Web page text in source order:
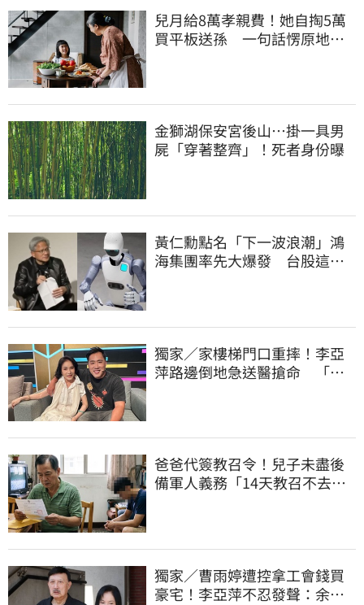
兒月給8萬孝親費！她自掏5萬
買平板送孫 一句話愣原地
金獅湖保安宮後山…掛一具男
屍「穿著整齊」！死者身份曝
黃仁勳點名「下一波浪潮」鴻
海集團率先大爆發 台股這族
獨家／家樓梯門口重摔！李亞
萍路邊倒地急送醫搶命 「最
爸爸代簽教召令！兒子未盡後
備軍人義務「14天教召不去」
獨家／曹雨婷遭控拿工會錢買
豪宅！李亞萍不忍發聲：余天